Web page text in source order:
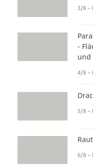
P1
3/8 –
-
und
4/8 –
5/8 –
6/8 –